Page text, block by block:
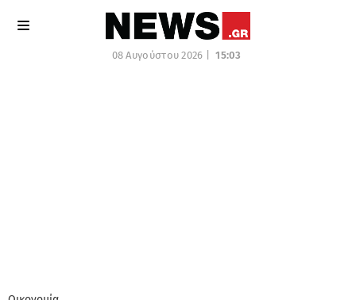
08 Αυγούστου 2026 | 15:03